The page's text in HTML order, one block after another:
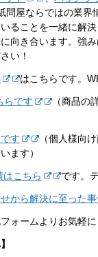
問屋ならではの業界
ることを一緒に解
向き合います。強
い！
はこちらです。
らです
（商品の
す
（個人様向
ます）
こちら です。
から解決に至った事
ォームよりお気軽に